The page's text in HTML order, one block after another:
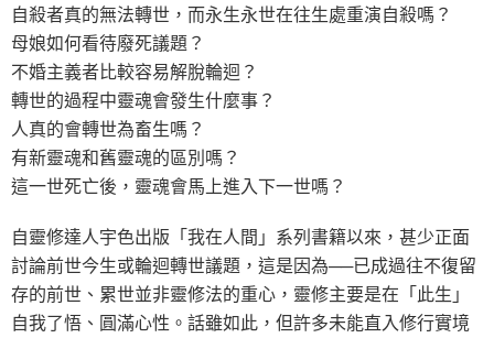
自殺者真的無法轉世，而永生永世在往生處重演自殺嗎？
母娘如何看待廢死議題？
不婚主義者比較容易解脫輪迴？
轉世的過程中靈魂會發生什麼事？
人真的會轉世為畜生嗎？
有新靈魂和舊靈魂的區別嗎？
這一世死亡後，靈魂會馬上進入下一世嗎？
自靈修達人宇色出版「我在人間」系列書籍以來，甚少正面
討論前世今生或輪迴轉世議題，這是因為──已成過往不復留
存的前世、累世並非靈修法的重心，靈修主要是在「此生」
自我了悟、圓滿心性。話雖如此，但許多未能直入修行實境